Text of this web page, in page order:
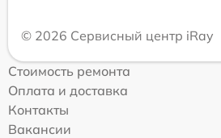
© 2026 Сервисный центр iRay
Стоимость ремонта
Оплата и доставка
Контакты
Вакансии